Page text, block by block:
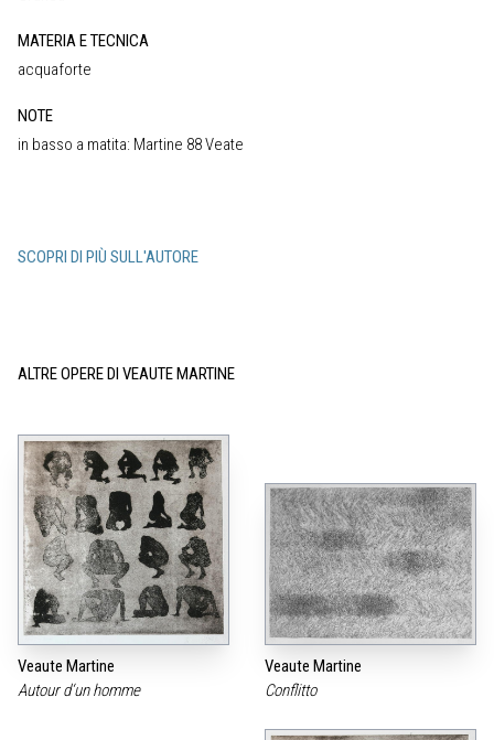
MATERIA E TECNICA
acquaforte
NOTE
in basso a matita: Martine 88 Veate
SCOPRI DI PIÙ SULL'AUTORE
ALTRE OPERE DI VEAUTE MARTINE
Veaute Martine
Autour d‘un homme
Veaute Martine
Conflitto